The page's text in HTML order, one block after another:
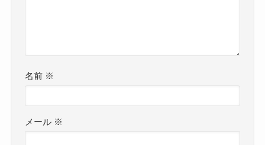
名前 ※
メール ※